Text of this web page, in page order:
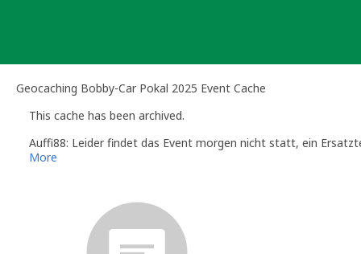
Geocaching Bobby-Car Pokal 2025 Event Cache
This cache has been archived.
Auffi88: Leider findet das Event morgen nicht statt, ein
More